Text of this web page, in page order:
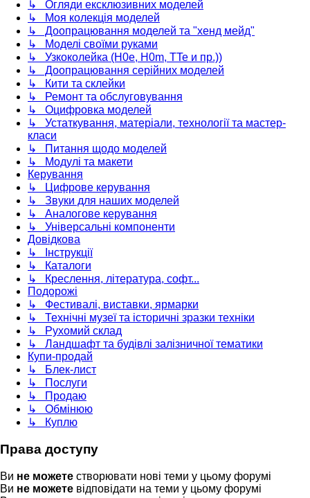
↳ Огляди ексклюзивних моделей
↳ Моя колекція моделей
↳ Доопрацювання моделей та "хенд мейд"
↳ Моделі своїми руками
↳ Узкоколейка (H0e, H0m, TTe и пр.))
↳ Доопрацювання серійних моделей
↳ Кити та склейки
↳ Ремонт та обслуговування
↳ Оцифровка моделей
↳ Устаткування, матеріали, технології та мастер-
класи
↳ Питання щодо моделей
↳ Модулі та макети
Керування
↳ Цифрове керування
↳ Звуки для наших моделей
↳ Аналогове керування
↳ Універсальні компоненти
Довідкова
↳ Інструкції
↳ Каталоги
↳ Креслення, література, софт...
Подорожі
↳ Фестивалі, виставки, ярмарки
↳ Технічні музеї та історичні зразки техніки
↳ Рухомий склад
↳ Ландшафт та будівлі залізничної тематики
Купи-продай
↳ Блек-лист
↳ Послуги
↳ Продаю
↳ Обмінюю
↳ Куплю
Права доступу
Ви не можете створювати нові теми у цьому форумі
Ви не можете відповідати на теми у цьому форумі